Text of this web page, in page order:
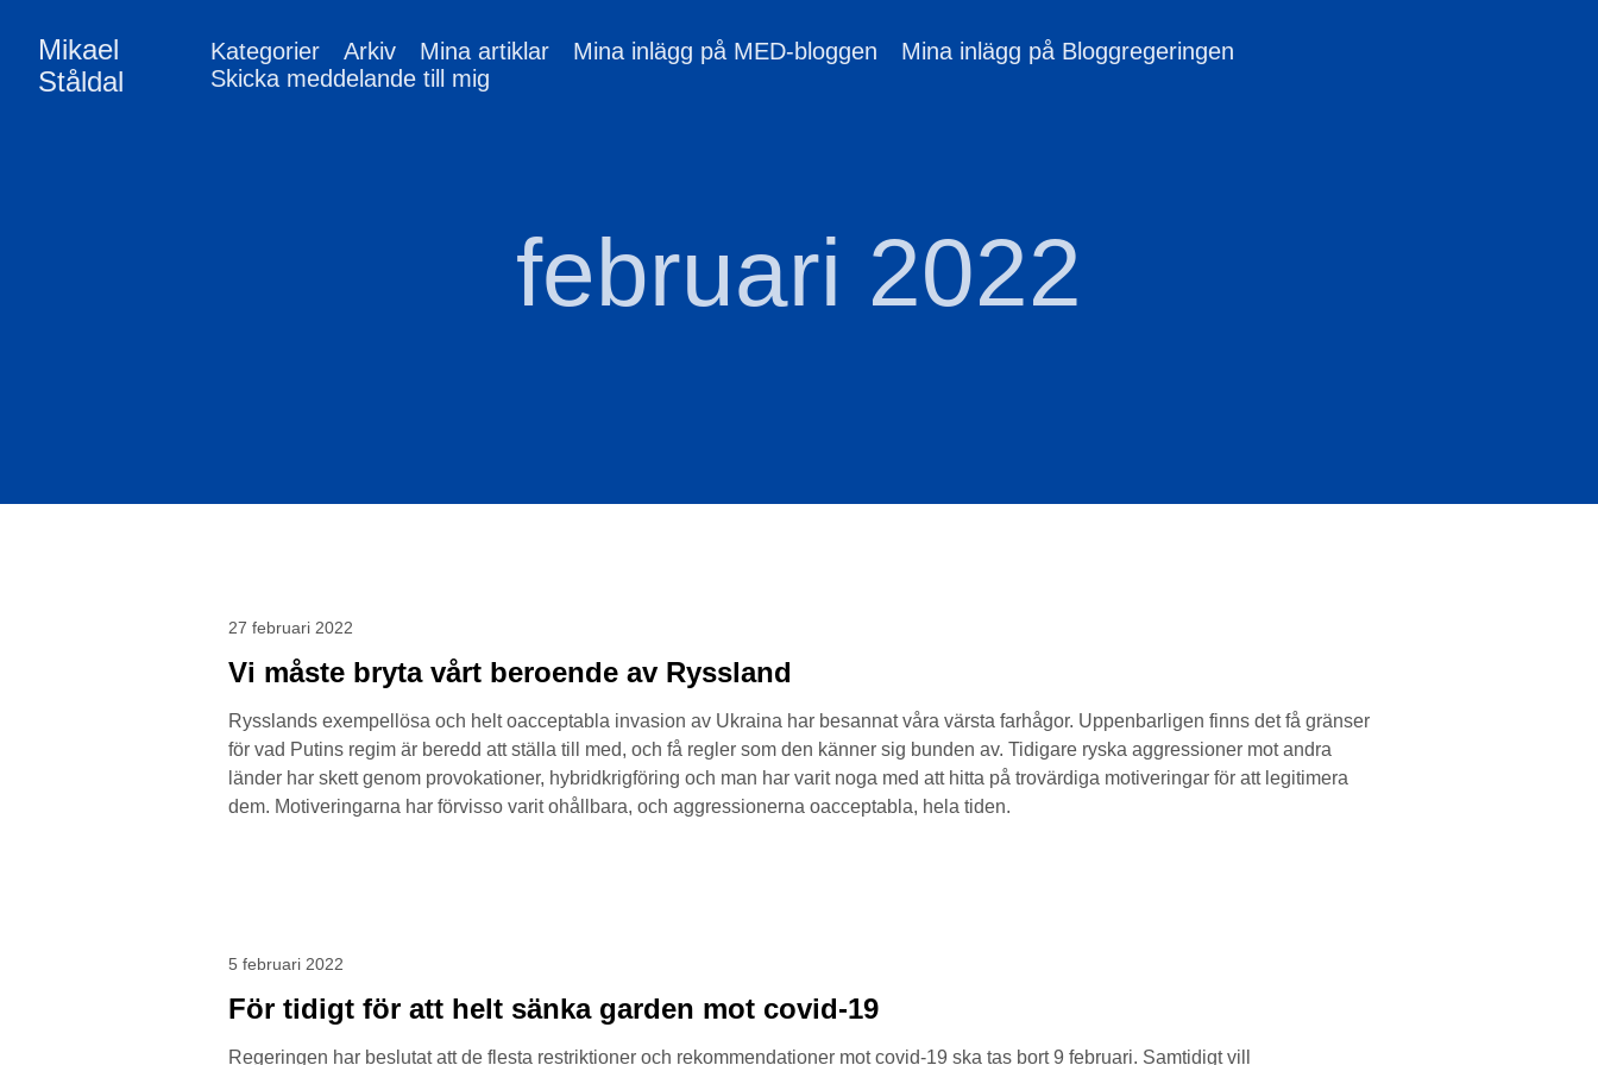
Mikael
Ståldal
Kategorier Arkiv Mina artiklar Mina inlägg på MED-bloggen
Mina inlägg på Bloggregeringen
Skicka meddelande till mig
februari 2022
27 februari 2022
Vi måste bryta vårt beroende av Ryssland
Rysslands exempellösa och helt oacceptabla invasion av Ukraina har besannat våra värsta farhågor. Uppenbarligen finns det få gränser
för vad Putins regim är beredd att ställa till med, och få regler som den känner sig bunden av. Tidigare ryska aggressioner mot andra
länder har skett genom provokationer, hybridkrigföring och man har varit noga med att hitta på trovärdiga motiveringar för att legitimera
dem. Motiveringarna har förvisso varit ohållbara, och aggressionerna oacceptabla, hela tiden.
5 februari 2022
För tidigt för att helt sänka garden mot covid-19
Regeringen har beslutat att de flesta restriktioner och rekommendationer mot covid-19 ska tas bort 9 februari. Samtidigt vill